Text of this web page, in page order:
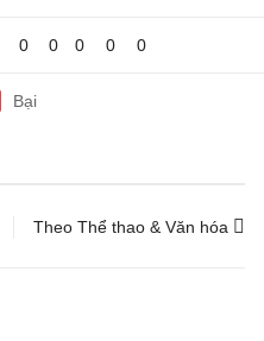
0 0 0 0 0
Bại
Theo Thể thao & Văn hóa